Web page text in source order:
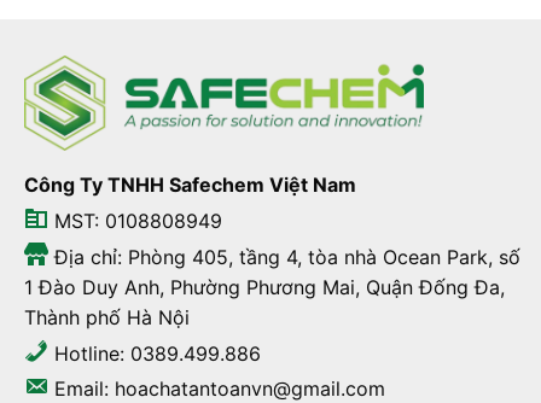
Công Ty TNHH Safechem Việt Nam
MST: 0108808949
Địa chỉ: Phòng 405, tầng 4, tòa nhà Ocean Park, số
1 Đào Duy Anh, Phường Phương Mai, Quận Đống Đa,
Thành phố Hà Nội
Hotline: 0389.499.886
Email: hoachatantoanvn@gmail.com